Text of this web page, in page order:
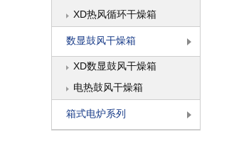
XD热风循环干燥箱
数显鼓风干燥箱
XD数显鼓风干燥箱
电热鼓风干燥箱
箱式电炉系列